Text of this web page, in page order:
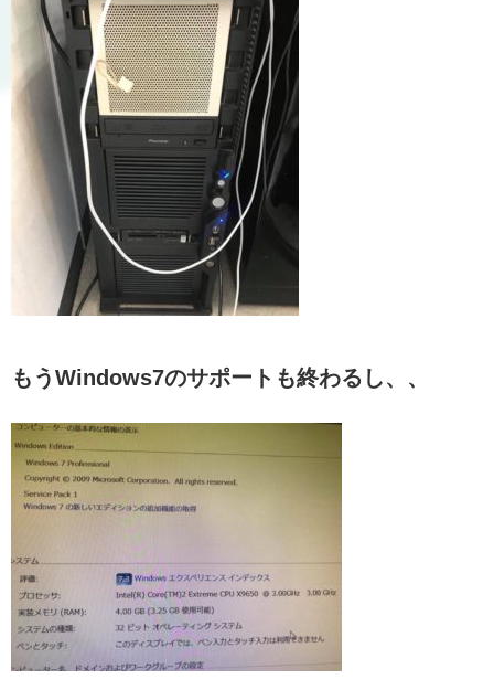
もうWindows7のサポートも終わるし、、